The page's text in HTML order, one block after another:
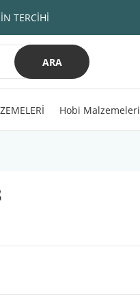
TERCİHİ
ARA
Hobi Malzemeleri